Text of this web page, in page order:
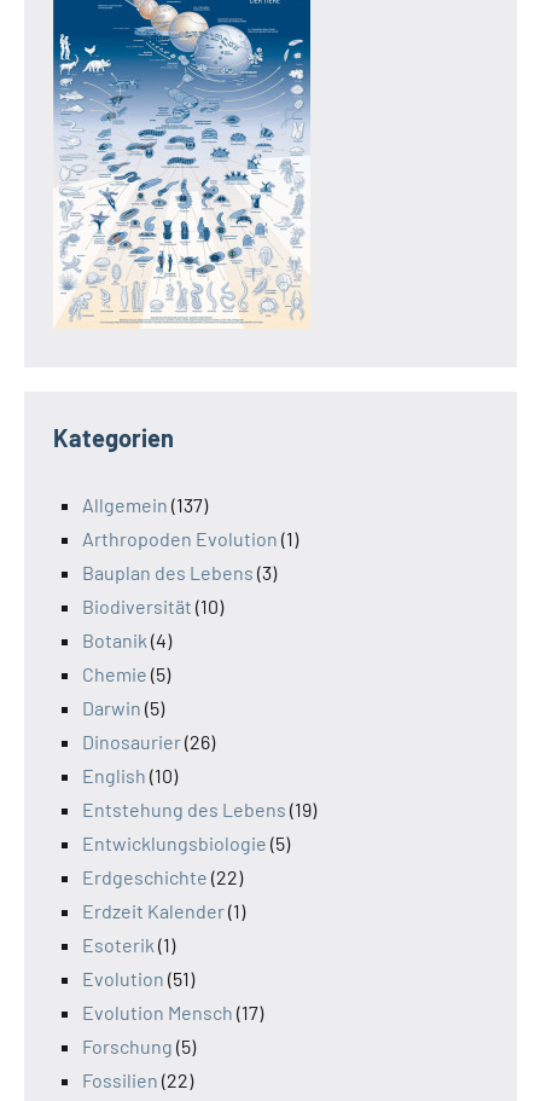
Kategorien
Allgemein (137)
Arthropoden Evolution (1)
Bauplan des Lebens (3)
Biodiversität (10)
Botanik (4)
Chemie (5)
Darwin (5)
Dinosaurier(26)
English (10)
Entstehung des Lebens (19)
Entwicklungsbiologie (5)
Erdgeschichte (22)
Erdzeit Kalender(1)
Esoterik (1)
Evolution (51)
Evolution Mensch (17)
Forschung (5)
Fossilien (22)